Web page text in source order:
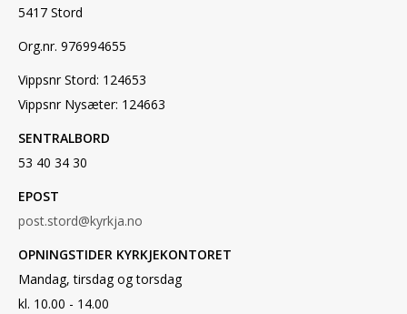
5417 Stord
Org.nr. 976994655
Vippsnr Stord: 124653
Vippsnr Nysæter: 124663
SENTRALBORD
53 40 34 30
EPOST
post.stord@kyrkja.no
OPNINGSTIDER KYRKJEKONTORET
Mandag, tirsdag og torsdag
kl. 10.00 - 14.00